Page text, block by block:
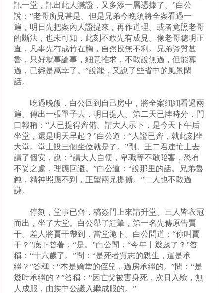
訊一堂，訊出此人贓證，又多添一層憑據了。”白公
說：“老哥所見甚是。但是兄弟今晚須將全案看過一
遍，明日先把案內人證提來，再作道理。或者竟照老哥
的斷法，也未可知，此刻不敢先有成見。像老哥聰明正
直，凡事先有成竹在胸，自然投無不利。兄弟資質甚
魯，只好就事論事，細意推求，不敢說無過，但能寡
過，已經是萬幸了。”說罷，又說了些省中的風景閑
話。
吃過晚飯，白公回到自己房中，將全案細細看過兩
遍。傳出一張單子去，明日提人。第二天已牌時分，門
口報稱：“人已提得齊備。請大人示下，是今天下午后
坐堂，還是明天早起？”白公道：“人證已齊，就此刻坐
大堂。堂上設三個坐位就是了。”剛、王二君連忙上去
請了個安，說：“請大人自便，卑職等不敢陪審，恐有
不妥之處，理應回避。”白公道：“說那里的話。兄弟魯
鈍，精神照應不到，正望兩兄提撕。”二人也不敢過
謙。
停刻，堂事已齊，稿簽門上來請升堂。三人皆衣冠
而出，坐了大堂。白公舉了紅筆，第一名先傳原告賈
干。差人將賈干帶到，當堂跪下。白公問道：“你叫賈
干？”底下答著：“是。”白公問：“今年十幾歲了？”答
稱：“十六歲了。”問：“是死者賈志的親生，還是承
繼？”答稱：“本是嫡堂的侄兒，過房承繼的。”問：“是
幾時承繼的？”答稱：“因亡父被害身死，次日入殮，無
人成服，由族中公議入繼成服的。”